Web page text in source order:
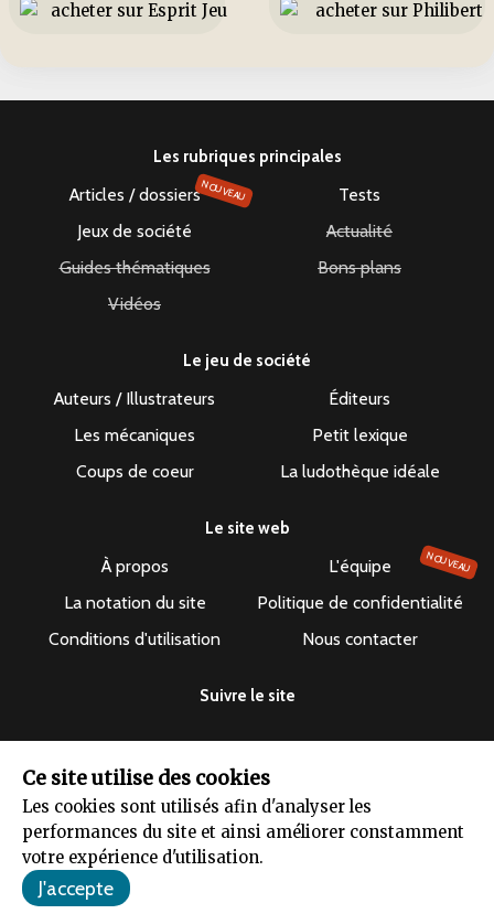
Ce site utilise des cookies
Les cookies sont utilisés afin d'analyser les
performances du site et ainsi améliorer constamment
votre expérience d'utilisation.
Les rubriques principales
Articles / dossiersNOUVEAU
Tests
Jeux de société
Actualité
Guides thématiques
Bons plans
Vidéos
Le jeu de société
Auteurs / Illustrateurs
Éditeurs
Les mécaniques
Petit lexique
Coups de coeur
La ludothèque idéale
Le site web
À propos L'équipe NOUVEAU
La notation du site
Politique de confidentialité
Conditions d'utilisation
Nous contacter
Suivre le site
Le dépuncheur ©2019-2026 - Tous droits réservés